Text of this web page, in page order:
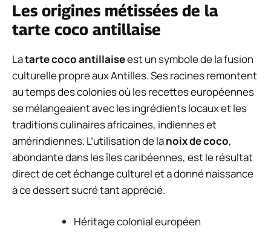
Les origines métissées de la
tarte coco antillaise
Latarte coco antillaiseest un symbole de la fusion
culturelle propre aux Antilles. Ses racines remontent
au temps des colonies où les recettes européennes
se mélangeaient avec les ingrédients locaux et les
traditions culinaires africaines, indiennes et
amérindiennes. L’utilisation de lanoix de coco,
abondante dans les îles caribéennes, est le résultat
direct de cet échange culturel et a donné naissance
à ce dessert sucré tant apprécié.
Héritage colonial européen